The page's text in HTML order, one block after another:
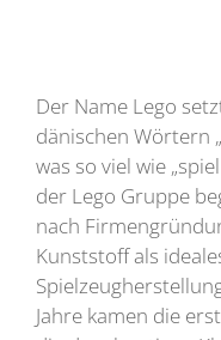
Der Name Lego
dänischen Wörtern
was so viel wie
der Lego Gruppe
nach
Kunststoff als
Jahre kamen die